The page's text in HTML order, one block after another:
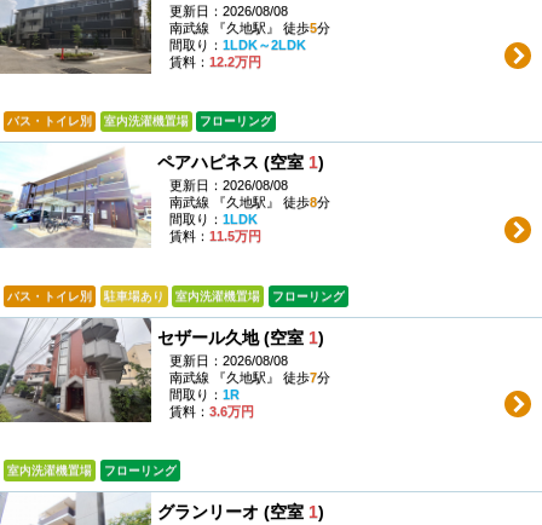
更新日：2026/08/08
南武線 『久地駅』 徒歩5分
間取り： 1LDK～2LDK
賃料： 12.2万円
バス・トイレ別 室内洗濯機置場 フローリング
ペアハピネス (空室 1)
更新日：2026/08/08
南武線 『久地駅』 徒歩8分
間取り： 1LDK
賃料： 11.5万円
バス・トイレ別 駐車場あり 室内洗濯機置場 フローリング
セザール久地 (空室 1)
更新日：2026/08/08
南武線 『久地駅』 徒歩7分
間取り： 1R
賃料： 3.6万円
室内洗濯機置場 フローリング
グランリーオ (空室 1)